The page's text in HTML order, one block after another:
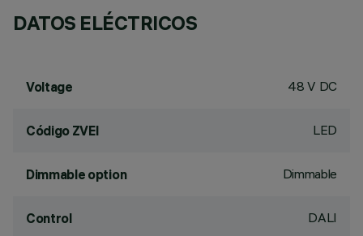
DATOS ELÉCTRICOS
Voltage 48 V DC
Código ZVEI LED
Dimmable option Dimmable
Control DALI